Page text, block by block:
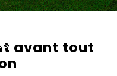
avant tout